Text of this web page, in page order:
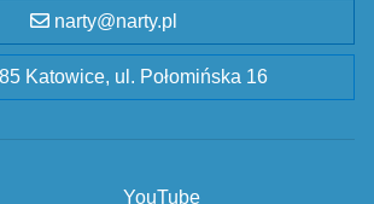
narty@narty.pl
Katowice, ul. Połomińska 16
YouTube